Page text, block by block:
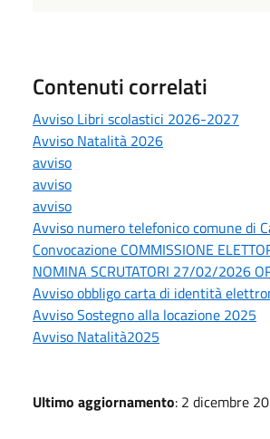
Contenuti correlati
Avviso Libri scolastici 2026-2027
Avviso Natalità 2026
avviso
avviso
avviso
Avviso numero telefonico comune di
Convocazione COMMISSIONE
NOMINA SCRUTATORI 27/02/2026
Avviso obbligo carta di identità
Avviso Sostegno alla locazione 2025
Avviso Natalità2025
Ultimo aggiornamento: 2 dicembre